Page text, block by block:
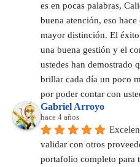
es en pocas palabras,
buena atención, eso
mayor distinción. El
una buena gestión y el
ustedes han demostrado
brillar cada día un poco
por poder contar con
Gabriel Arroyo
hace 4 años
validar con otros
portafolio completo para